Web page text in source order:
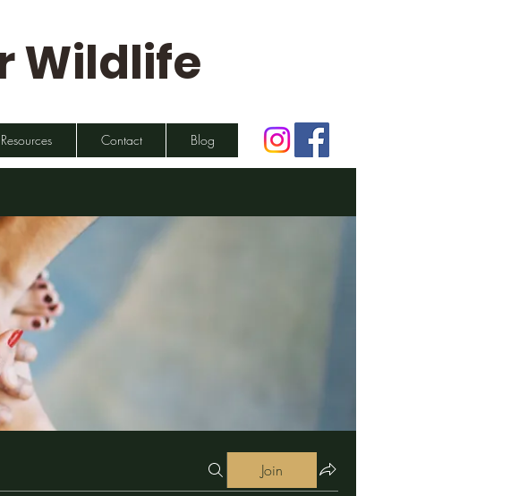
Wildlife
Resources Contact Blog
Join